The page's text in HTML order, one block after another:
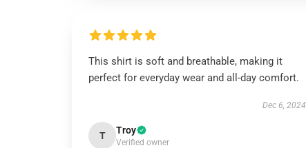
This shirt is soft and breathable, making it
perfect for everyday wear and all-day comfort.
Dec 6, 2024
T Troy
Verified owner